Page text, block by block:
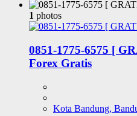
1 photos
0851-1775-6575 [
Forex Gratis
Kota Bandung,